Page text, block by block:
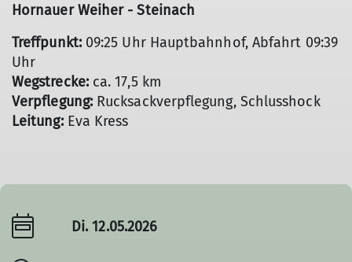
Hornauer Weiher - Steinach
Treffpunkt: 09:25 Uhr Hauptbahnhof, Abfahrt 09:39
Uhr
Wegstrecke:ca. 17,5 km
Verpflegung: Rucksackverpflegung, Schlusshock
Leitung: Eva Kress
Di. 12.05.2026